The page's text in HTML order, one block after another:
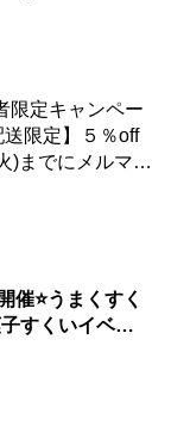
限定キャンペー
限定】５％off
催⭐️うまくすく
すくいイベン